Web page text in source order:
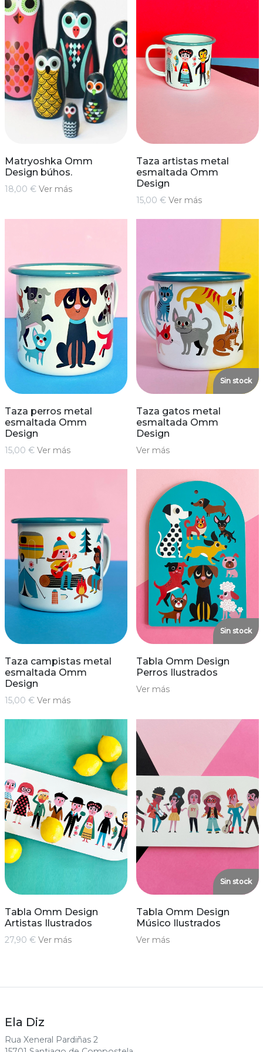
Matryoshka Omm
Design búhos.
18,00 € Ver más
Taza artistas metal
esmaltada Omm
Design
15,00 € Ver más
Taza perros metal
esmaltada Omm
Design
15,00 € Ver más
Sin stock
Taza gatos metal
esmaltada Omm
Design
Ver más
Taza campistas metal
esmaltada Omm
Design
15,00 € Ver más
Sin stock
Tabla Omm Design
Perros Ilustrados
Ver más
Tabla Omm Design
Artistas Ilustrados
27,90 € Ver más
Sin stock
Tabla Omm Design
Músico Ilustrados
Ver más
Ela Diz
Rua Xeneral Pardiñas 2